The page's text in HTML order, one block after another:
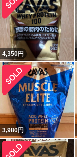
4,350円
3,980円